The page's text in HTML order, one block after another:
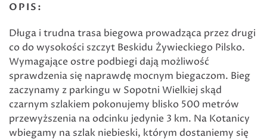
OPIS:
Długa i trudna trasa biegowa prowadząca przez drugi
co do wysokości szczyt Beskidu Żywieckiego Pilsko.
Wymagające ostre podbiegi dają możliwość
sprawdzenia się naprawdę mocnym biegaczom. Bieg
zaczynamy z parkingu w Sopotni Wielkiej skąd
czarnym szlakiem pokonujemy blisko 500 metrów
przewyższenia na odcinku jedynie 3 km. Na Kotanicy
wbiegamy na szlak niebieski, którym dostaniemy się